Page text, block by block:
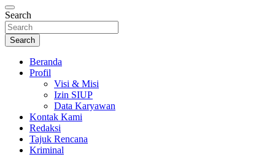
Mercu Benua
Suara Masyarakat Bawah
Search
Search
Beranda
Profil
Visi & Misi
Izin SIUP
Data Karyawan
Kontak Kami
Redaksi
Tajuk Rencana
Kriminal